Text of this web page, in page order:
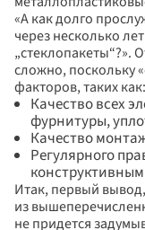
«А как долго
через несколько
„стеклопакеты“?».
сложно, поскольку
факторов, таких как:
Качество всех
фурнитуры,
Качество
Регулярного
Итак, первый
из
не придется